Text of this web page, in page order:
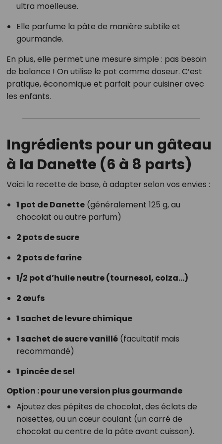
ultra moelleuse.
Elle parfume la pâte de manière subtile et
gourmande.
En plus, elle permet une mesure simple : pas besoin
de balance ! On utilise le pot comme doseur. C’est
pratique, économique et parfait pour cuisiner avec
les enfants.
Ingrédients pour un gâteau
à la Danette (6 à 8 parts)
Voici la recette de base, à adapter selon vos envies :
1 pot de Danette(généralement 125 g, au
chocolat ou autre parfum)
2 pots de sucre
2 pots de farine
1/2 pot d’huile neutre (tournesol, colza…)
2 œufs
1 sachet de levure chimique
1 sachet de sucre vanillé(facultatif mais
recommandé)
1 pincée de sel
Option : pour une version plus gourmande
Ajoutez des pépites de chocolat, des éclats de
noisettes, ou un cœur coulant (un carré de
chocolat au centre de la pâte avant cuisson).